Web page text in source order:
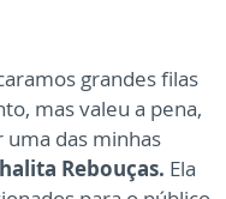
grandes filas
mas valeu a pena,
uma das minhas
Rebouças. Ela